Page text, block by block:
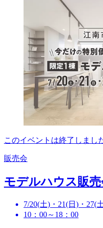
このイベントは終了しまし
販売会
モデルハウス販
7/20(土)・21(日)・27(
10：00～18：00